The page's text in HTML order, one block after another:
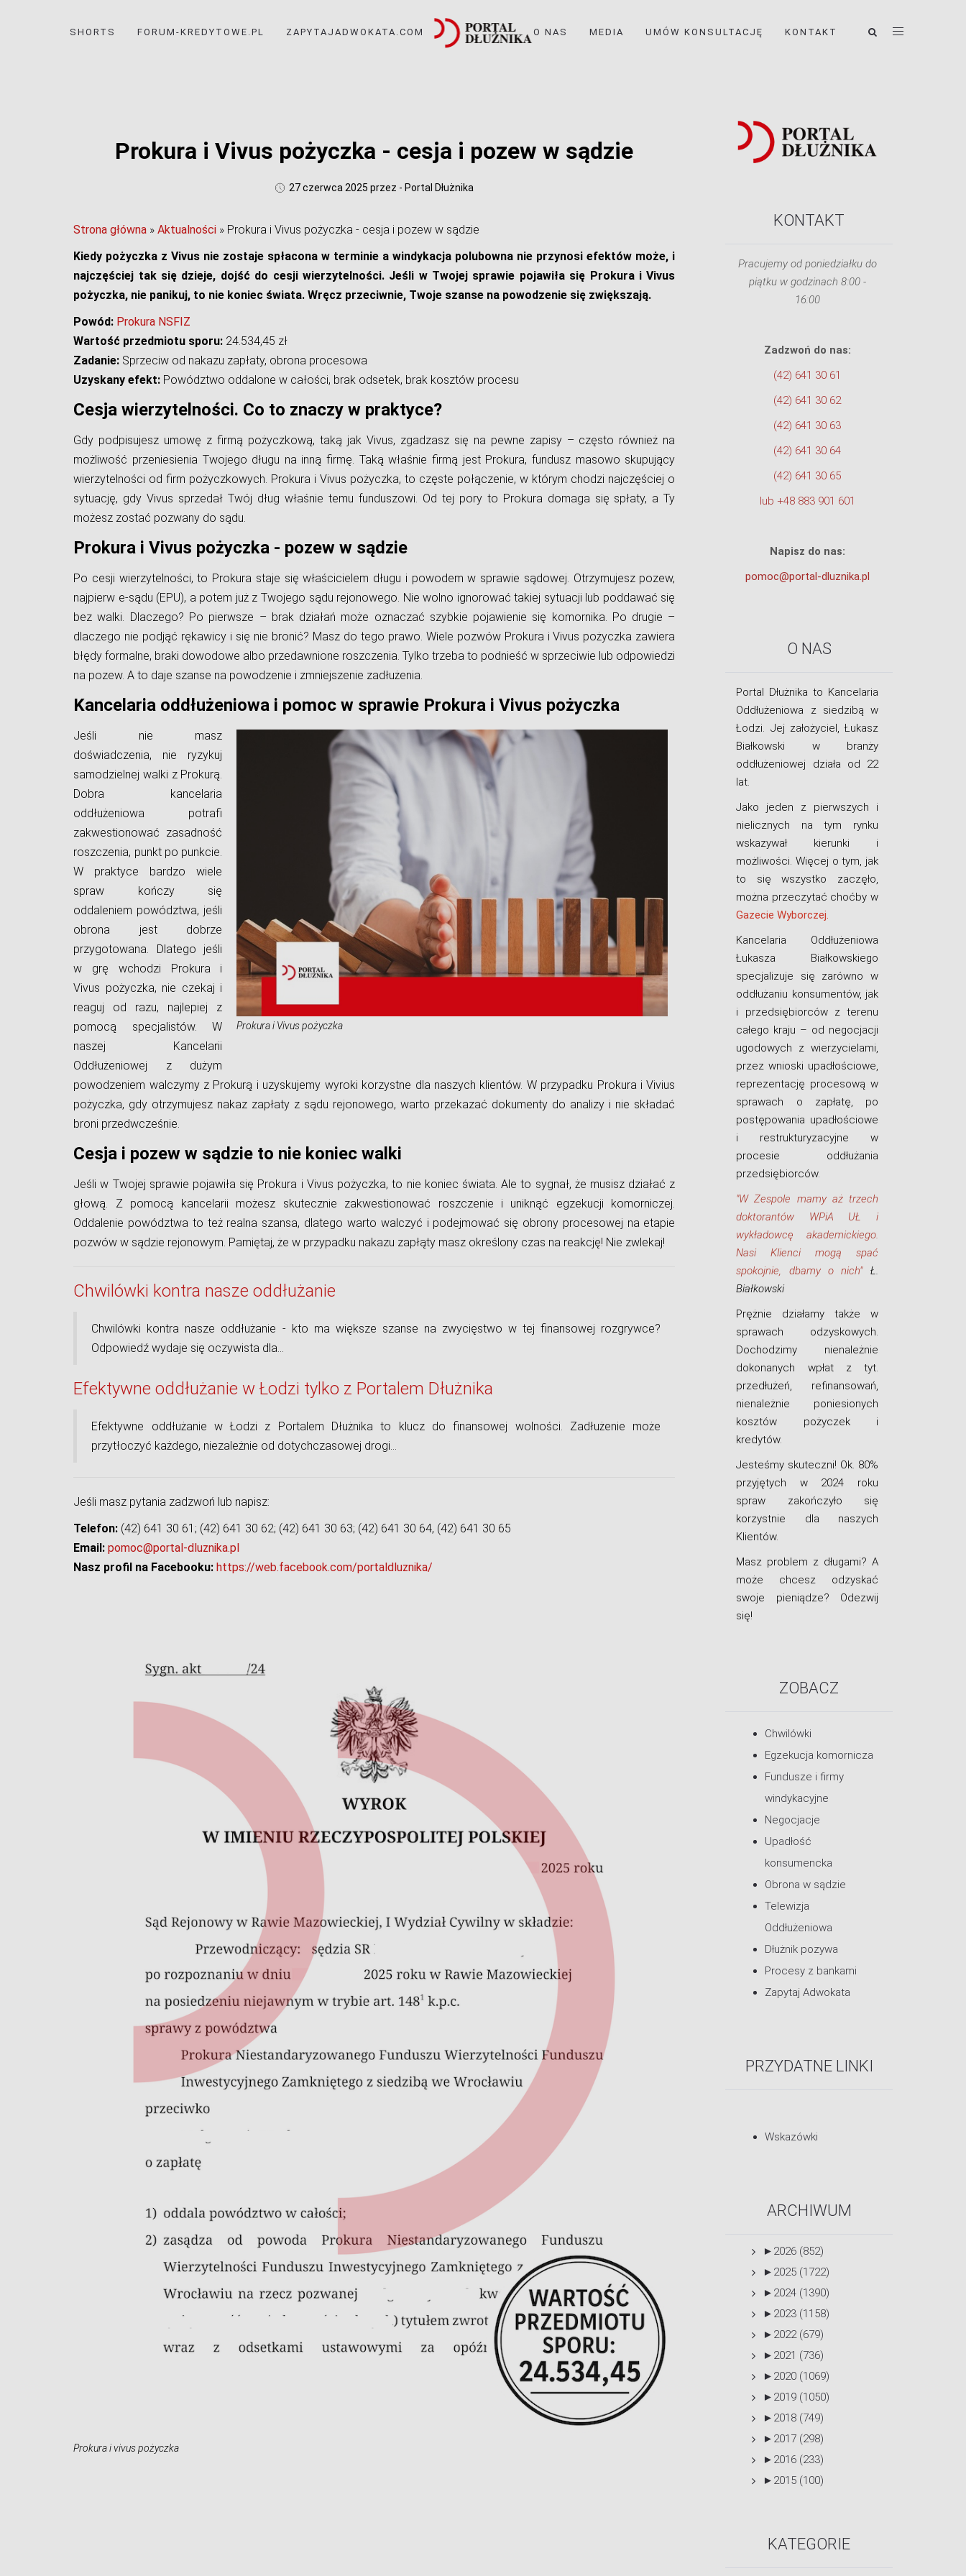
SHORTS FORUM-KREDYTOWE.PL ZAPYTAJADWOKATA.COM O NAS MEDIA UMÓW KONSULTACJĘ KONTAKT
Prokura i Vivus pożyczka - cesja i pozew w sądzie
27 czerwca 2025 przez - Portal Dłużnika
Strona główna »Aktualności » Prokura i Vivus pożyczka - cesja i pozew w sądzie
Kiedy pożyczka z Vivus nie zostaje spłacona w terminie a windykacja polubowna nie przynosi efektów może, i
najczęściej tak się dzieje, dojść do cesji wierzytelności. Jeśli w Twojej sprawie pojawiła się Prokura i Vivus
pożyczka, nie panikuj, to nie koniec świata. Wręcz przeciwnie, Twoje szanse na powodzenie się zwiększają.
Powód: Prokura NSFIZ
Wartość przedmiotu sporu: 24.534,45 zł
Zadanie: Sprzeciw od nakazu zapłaty, obrona procesowa
Uzyskany efekt: Powództwo oddalone w całości, brak odsetek, brak kosztów procesu
Cesja wierzytelności. Co to znaczy w praktyce?
Gdy podpisujesz umowę z firmą pożyczkową, taką jak Vivus, zgadzasz się na pewne zapisy – często również na
możliwość przeniesienia Twojego długu na inną firmę. Taką właśnie firmą jest Prokura, fundusz masowo skupujący
wierzytelności od firm pożyczkowych. Prokura i Vivus pożyczka, to częste połączenie, w którym chodzi najczęściej o
sytuację, gdy Vivus sprzedał Twój dług właśnie temu funduszowi. Od tej pory to Prokura domaga się spłaty, a Ty
możesz zostać pozwany do sądu.
Prokura i Vivus pożyczka - pozew w sądzie
Po cesji wierzytelności, to Prokura staje się właścicielem długu i powodem w sprawie sądowej. Otrzymujesz pozew,
najpierw e-sądu (EPU), a potem już z Twojego sądu rejonowego. Nie wolno ignorować takiej sytuacji lub poddawać się
bez walki. Dlaczego? Po pierwsze – brak działań może oznaczać szybkie pojawienie się komornika. Po drugie –
dlaczego nie podjąć rękawicy i się nie bronić? Masz do tego prawo. Wiele pozwów Prokura i Vivus pożyczka zawiera
błędy formalne, braki dowodowe albo przedawnione roszczenia. Tylko trzeba to podnieść w sprzeciwie lub odpowiedzi
na pozew. A to daje szanse na powodzenie i zmniejszenie zadłużenia.
Kancelaria oddłużeniowa i pomoc w sprawie Prokura i Vivus pożyczka
Prokura i Vivus pożyczka
Jeśli nie masz
doświadczenia, nie ryzykuj
samodzielnej walki z Prokurą.
Dobra kancelaria
oddłużeniowa potrafi
zakwestionować zasadność
roszczenia, punkt po punkcie.
W praktyce bardzo wiele
spraw kończy się
oddaleniem powództwa, jeśli
obrona jest dobrze
przygotowana. Dlatego jeśli
w grę wchodzi Prokura i
Vivus pożyczka, nie czekaj i
reaguj od razu, najlepiej z
pomocą specjalistów. W
naszej Kancelarii
Oddłużeniowej z dużym
powodzeniem walczymy z Prokurą i uzyskujemy wyroki korzystne dla naszych klientów. W przypadku Prokura i Vivius
pożyczka, gdy otrzymujesz nakaz zapłaty z sądu rejonowego, warto przekazać dokumenty do analizy i nie składać
broni przedwcześnie.
Cesja i pozew w sądzie to nie koniec walki
Jeśli w Twojej sprawie pojawiła się Prokura i Vivus pożyczka, to nie koniec świata. Ale to sygnał, że musisz działać z
głową. Z pomocą kancelarii możesz skutecznie zakwestionować roszczenie i uniknąć egzekucji komorniczej.
Oddalenie powództwa to też realna szansa, dlatego warto walczyć i podejmować się obrony procesowej na etapie
pozwów w sądzie rejonowym. Pamiętaj, że w przypadku nakazu zapłąty masz określony czas na reakcję! Nie zwlekaj!
Chwilówki kontra nasze oddłużanie
Chwilówki kontra nasze oddłużanie - kto ma większe szanse na zwycięstwo w tej finansowej rozgrywce?
Odpowiedź wydaje się oczywista dla…
Efektywne oddłużanie w Łodzi tylko z Portalem Dłużnika
Efektywne oddłużanie w Łodzi z Portalem Dłużnika to klucz do finansowej wolności. Zadłużenie może
przytłoczyć każdego, niezależnie od dotychczasowej drogi…
Jeśli masz pytania zadzwoń lub napisz:
Telefon: (42) 641 30 61; (42) 641 30 62; (42) 641 30 63; (42) 641 30 64, (42) 641 30 65
Email: pomoc@portal-dluznika.pl
Nasz profil na Facebooku: https://web.facebook.com/portaldluznika/
Prokura i vivus pożyczka
KONTAKT
Pracujemy od poniedziałku do
piątku w godzinach 8:00 -
16:00
Zadzwoń do nas:
(42) 641 30 61
(42) 641 30 62
(42) 641 30 63
(42) 641 30 64
(42) 641 30 65
lub +48 883 901 601
Napisz do nas:
pomoc@portal-dluznika.pl
O NAS
Portal Dłużnika to Kancelaria
Oddłużeniowa z siedzibą w
Łodzi. Jej założyciel, Łukasz
Białkowski w branży
oddłużeniowej działa od 22
lat.
Jako jeden z pierwszych i
nielicznych na tym rynku
wskazywał kierunki i
możliwości. Więcej o tym, jak
to się wszystko zaczęło,
można przeczytać choćby w
Gazecie Wyborczej.
Kancelaria Oddłużeniowa
Łukasza Białkowskiego
specjalizuje się zarówno w
oddłużaniu konsumentów, jak
i przedsiębiorców z terenu
całego kraju – od negocjacji
ugodowych z wierzycielami,
przez wnioski upadłościowe,
reprezentację procesową w
sprawach o zapłatę, po
postępowania upadłościowe
i restrukturyzacyjne w
procesie oddłużania
przedsiębiorców.
"W Zespole mamy aż trzech
doktorantów WPiA UŁ i
wykładowcę akademickiego.
Nasi Klienci mogą spać
spokojnie, dbamy o nich"Ł.
Białkowski
Prężnie działamy także w
sprawach odzyskowych.
Dochodzimy nienależnie
dokonanych wpłat z tyt.
przedłużeń, refinansowań,
nienależnie poniesionych
kosztów pożyczek i
kredytów.
Jesteśmy skuteczni! Ok. 80%
przyjętych w 2024 roku
spraw zakończyło się
korzystnie dla naszych
Klientów.
Masz problem z długami? A
może chcesz odzyskać
swoje pieniądze? Odezwij
się!
ZOBACZ
Chwilówki
Egzekucja komornicza
Fundusze i firmy
windykacyjne
Negocjacje
Upadłość
konsumencka
Obrona w sądzie
Telewizja
Oddłużeniowa
Dłużnik pozywa
Procesy z bankami
Zapytaj Adwokata
PRZYDATNE LINKI
Wskazówki
ARCHIWUM
► 2026 (852)
► 2025 (1722)
► 2024 (1390)
► 2023 (1158)
► 2022 (679)
► 2021 (736)
► 2020 (1069)
► 2019 (1050)
► 2018 (749)
► 2017 (298)
► 2016 (233)
► 2015 (100)
KATEGORIE